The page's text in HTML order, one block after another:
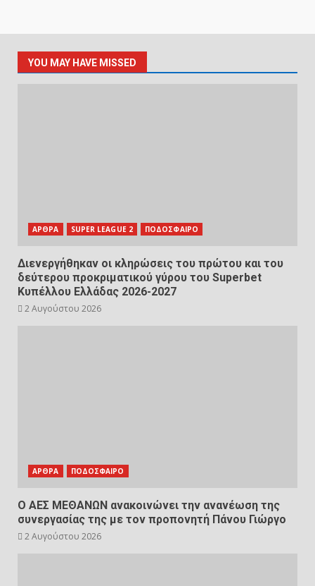
YOU MAY HAVE MISSED
ΑΡΘΡΑ SUPER LEAGUE 2 ΠΟΔΟΣΦΑΙΡΟ
Διενεργήθηκαν οι κληρώσεις του πρώτου και του
δεύτερου προκριματικού γύρου του Superbet
Κυπέλλου Ελλάδας 2026-2027
2 Αυγούστου 2026
ΑΡΘΡΑ ΠΟΔΟΣΦΑΙΡΟ
Ο ΑΕΣ ΜΕΘΑΝΩΝ ανακοινώνει την ανανέωση της
συνεργασίας της με τον προπονητή Πάνου Γιώργο
2 Αυγούστου 2026